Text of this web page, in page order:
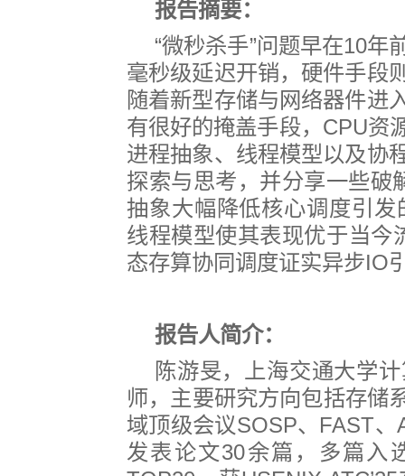
报告摘要：
“微秒杀手”问题早在10年
毫秒级延迟开销，硬件手段
随着新型存储与网络器件进
有很好的掩盖手段， CPU资
进程抽象、线程模型以及协
探索与思考，并分享一些破
抽象大幅降低核心调度引发
线程模型使其表现优于当今
态存算协同调度证实异步IO
报告人简介：
陈游旻，上海交通大学
师，主要研究方向包括存储
域顶级会议SOSP、 FAST、
发表论文30余篇，多篇入